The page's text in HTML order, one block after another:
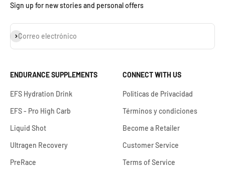
Sign up for new stories and personal offers
Correo electrónico
Suscribirse
ENDURANCE SUPPLEMENTS
EFS Hydration Drink
EFS - Pro High Carb
Liquid Shot
Ultragen Recovery
PreRace
CONNECT WITH US
Politicas de Privacidad
Términos y condiciones
Become a Retailer
Customer Service
Terms of Service